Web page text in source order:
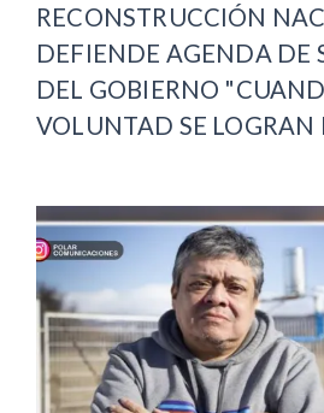
RECONSTRUCCIÓN
DEFIENDE AGENDA DE
DEL GOBIERNO
VOLUNTAD SE LOGRAN